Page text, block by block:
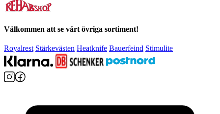
Välkommen att se vårt övriga sortiment!
Royalrest Stärkevästen Heatknife Bauerfeind Stimulite